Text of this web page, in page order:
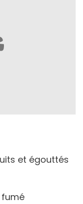
et égouttés
fumé